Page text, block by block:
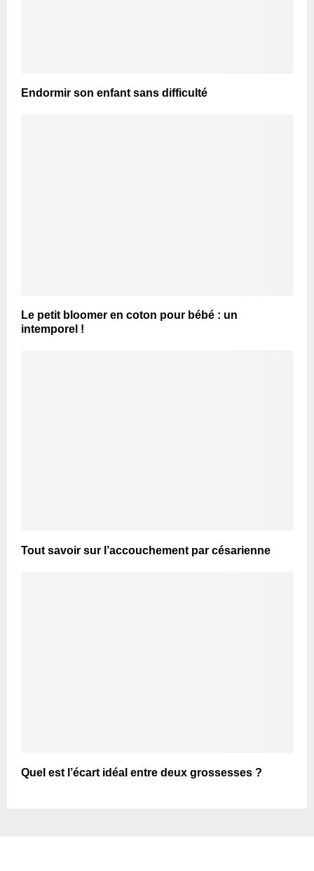
Endormir son enfant sans difficulté
Le petit bloomer en coton pour bébé : un
intemporel !
Tout savoir sur l’accouchement par césarienne
Quel est l’écart idéal entre deux grossesses ?